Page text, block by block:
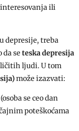
ili
depresije, treba
da se teska depresija
ljudi. U tom
može izazvati:
se ceo dan
poteškoćama